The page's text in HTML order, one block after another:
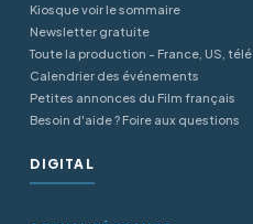
Kiosque voir le sommaire
Newsletter gratuite
Toute la production - France, US, télé
Calendrier des événements
Petites annonces du Film français
Besoin d'aide ? Foire aux questions
DIGITAL